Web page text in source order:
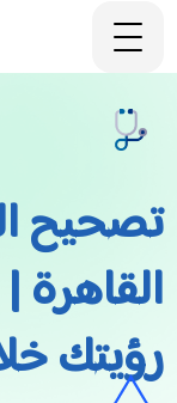
تصحيح
رؤيتك خلال 15